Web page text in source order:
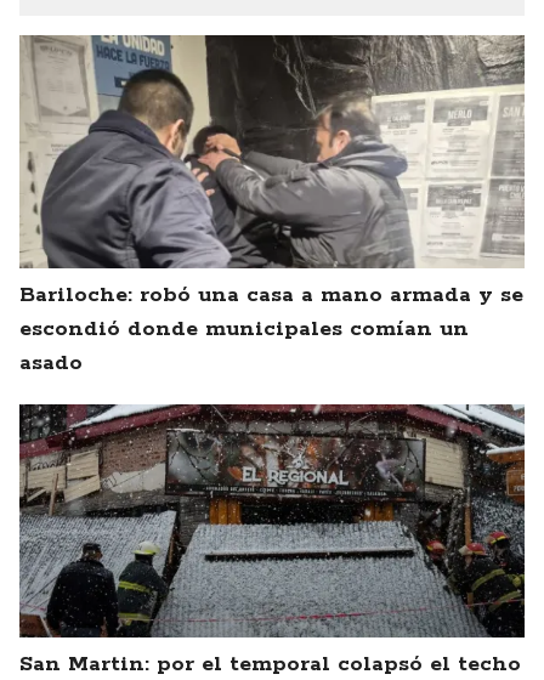
Bariloche: robó una casa a mano armada y se
escondió donde municipales comían un
asado
San Martin: por el temporal colapsó el techo